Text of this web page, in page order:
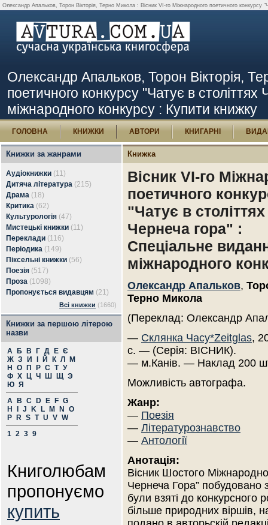
Олександр Апальков, Торон Вікторія, Терно Микола : Вісник VI-го Міжнародного поетичного
Олександр Апальков, Торон Вікторія,
поетичного конкурсу "Чатує в
міжнародного конкурсу : Купити книжку
ГОЛОВНА КНИЖКИ АВТОРИ КНИГАРНІ
Книжки за жанрами
Аудіокнижки (11)
Дитяча література (215)
Драма (18)
Критика (62)
Культурологія (47)
Мистецькі книжки (11)
Переклади (116)
Періодика (149)
Піксельні книжки (56)
Поезія (517)
Проза (1098)
Пропонується видавцям (21)
Всі книжки (1660)
Книжки за першою літерою
назви
А Б В Г Д Е Є
Ж З И Й К Л
М
Н
О П Р С Т У
Ф Х Ц Ч Ш Щ Э
Ю Я
A
B C D E F G
H
J K L M N
O
P
R S T U V W
1 2 3 9
Книголюбам
пропонуємо
купить
Книжка
Вісник VI-го
поетичного
"Чатує в століттях
Чернеча гора" :
Спеціальне
міжнародного
Олександр Апальков,
Терно Микола
(Переклад: Олександр
— Склянка Часу*Zeitglas,
с. — (Серія: ВІСНИК).
— м.Канів. — Наклад 200
Можливість автографа.
Жанр:
— Поезія
— Літературознавство
— Антології
Анотація:
Вісник Шостого
Чернеча Гора” побудовано
були взяті до конкурсного
більше природних віршів,